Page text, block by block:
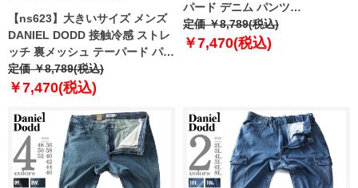
【ns623】大きいサイズ メンズ
DANIEL DODD 接触冷感 ストレ
ッチ 裏メッシュ テーパード パン
ツ 春夏新作 azp260202201t
【fre】
定価 ￥8,789(税込)
￥7,470(税込)
パード デニム パンツ
azd239003101t
定価 ￥8,789(税込)
￥7,470(税込)